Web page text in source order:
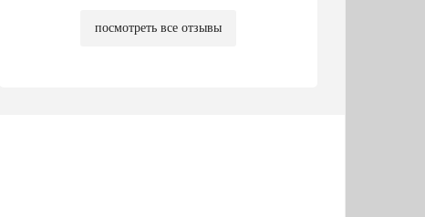
посмотреть все отзывы